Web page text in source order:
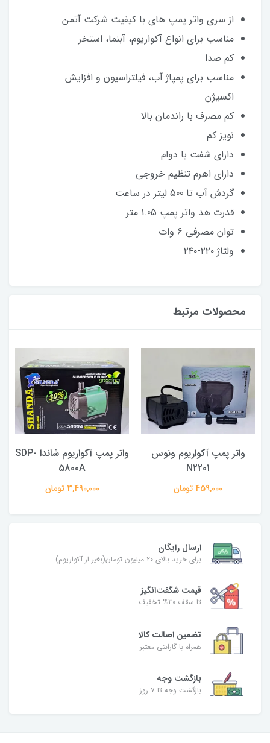
از سری واتر پمپ های با کیفیت شرکت آتمن
مناسب برای انواع آکواریوم، آبنما، استخر
کم صدا
مناسب برای پمپاژ آب، فیلتراسیون و افزایش
اکسیژن
کم مصرف با راندمان بالا
نویز کم
دارای شفت با دوام
دارای اهرم تنظیم خروجی
گردش آب تا 500 لیتر در ساعت
قدرت هد واتر پمپ 1.05 متر
توان مصرفی 6 وات
ولتاژ ۲۲۰-۲۴۰
محصولات مرتبط
واتر پمپ آکواریوم ونوس
N2201
459,000 تومان
واتر پمپ آکواریوم شاندا SDP-
5800A
3,490,000 تومان
ارسال رایگان
برای خرید بالای ۲۰ میلیون تومان(بغیر از آکواریوم)
قیمت شگفت‌انگیز
تا سقف 30% تخفیف
تضمین اصالت کالا
همراه با گارانتی معتبر
بازگشت وجه
بازگشت وجه تا ۷ روز